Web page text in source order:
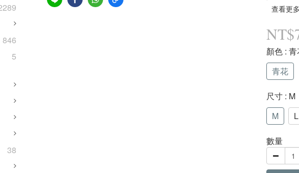
846
5
38
查看更
顏色 :
青花
尺寸 : M
M
L
數量